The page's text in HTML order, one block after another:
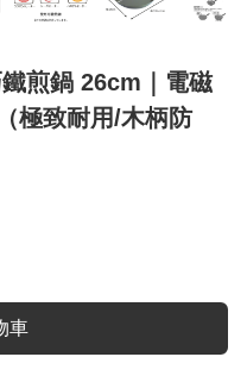
鐵煎鍋 26cm｜電磁
極致耐用/木柄防
車